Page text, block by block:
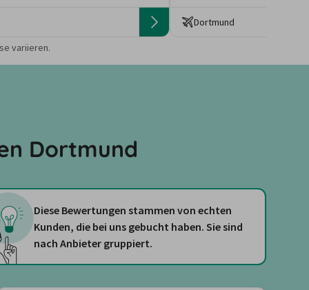
Dortmund
Preise von der
variieren.
Dortmund
Diese Bewertungen stammen von echten
Kunden, die bei uns gebucht haben. Sie sind
nach Anbieter gruppiert.